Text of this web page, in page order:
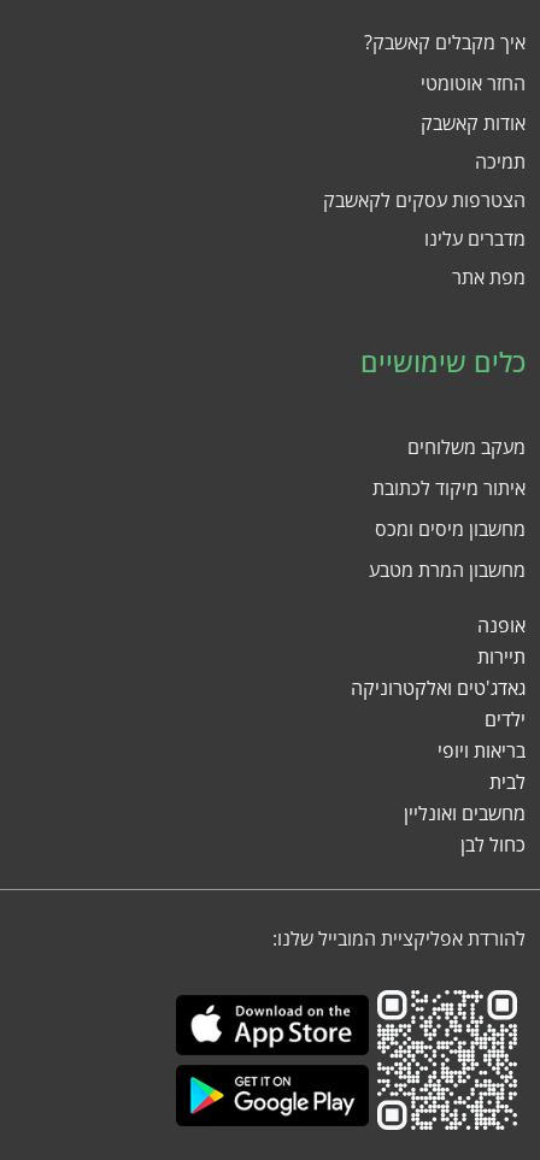
איך מקבלים קאשבק?
החזר אוטומטי
אודות קאשבק
תמיכה
הצטרפות עסקים לקאשבק
מדברים עלינו
מפת אתר
כלים שימושיים
מעקב משלוחים
איתור מיקוד לכתובת
מחשבון מיסים ומכס
מחשבון המרת מטבע
אופנה
תיירות
גאדג'טים ואלקטרוניקה
ילדים
בריאות ויופי
לבית
מחשבים ואונליין
כחול לבן
להורדת אפליקציית המובייל שלנו: